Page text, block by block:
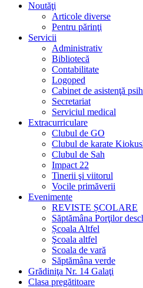
Noutăţi
Articole diverse
Pentru părinţi
Servicii
Administrativ
Bibliotecă
Contabilitate
Logoped
Cabinet de asistenţă
Secretariat
Serviciul medical
Extracurriculare
Clubul de GO
Clubul de karate
Clubul de Sah
Impact 22
Tinerii şi viitorul
Vocile primăverii
Evenimente
REVISTE ȘCOLARE
Săptămâna Porţilor
Școala Altfel
Şcoala altfel
Scoala de vară
Săptămâna verde
Grădiniţa Nr. 14 Galaţi
Clasa pregătitoare